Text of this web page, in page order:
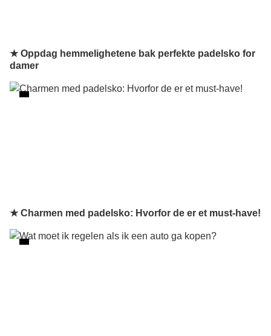
★ Oppdag hemmelighetene bak perfekte padelsko for
damer
★ Charmen med padelsko: Hvorfor de er et must-have!